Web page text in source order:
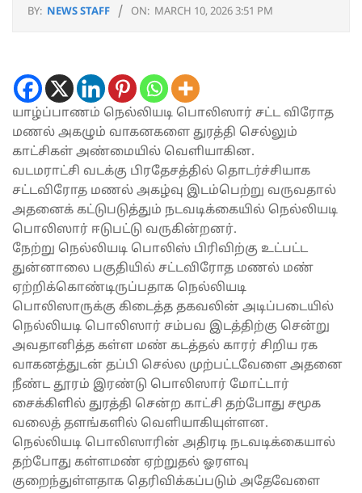
BY: NEWS STAFF ON: MARCH 10, 2026 3:51 PM
யாழ்ப்பாணம் நெல்லியடி பொலிஸார் சட்ட விரோத
மணல் அகழும் வாகனகளை துரத்தி செல்லும்
காட்சிகள் அண்மையில் வெளியாகின.
வடமராட்சி வடக்கு பிரதேசத்தில் தொடர்ச்சியாக
சட்டவிரோத மணல் அகழ்வு இடம்பெற்று வருவதால்
அதனைக் கட்டுபடுத்தும் நடவடிக்கையில் நெல்லியடி
பொலிஸார் ஈடுபட்டு வருகின்றனர்.
நேற்று நெல்லியடி பொலிஸ் பிரிவிற்கு உட்பட்ட
துன்னாலை பகுதியில் சட்டவிரோத மணல் மண்
ஏற்றிக்கொண்டிருப்பதாக நெல்லியடி
பொலிஸாருக்கு கிடைத்த தகவலின் அடிப்படையில்
நெல்லியடி பொலிஸார் சம்பவ இடத்திற்கு சென்று
அவதானித்த கள்ள மண் கடத்தல் காரர் சிறிய ரக
வாகனத்துடன் தப்பி செல்ல முற்பட்டவேளை அதனை
நீண்ட தூரம் இரண்டு பொலிஸார் மோட்டார்
சைக்கிளில் துரத்தி சென்ற காட்சி தற்போது சமூக
வலைத் தளங்களில் வெளியாகியுள்ளன.
நெல்லியடி பொலிஸாரின் அதிரடி நடவடிக்கையால்
தற்போது கள்ளமண் ஏற்றுதல் ஓரளவு
குறைந்துள்ளதாக தெரிவிக்கப்படும் அதேவேளை